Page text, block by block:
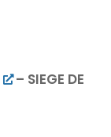
– SIEGE DE